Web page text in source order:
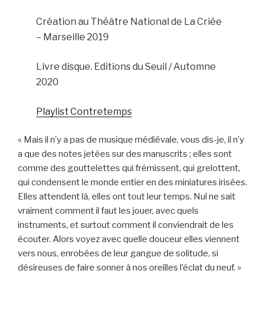
Création au Théâtre National de La Criée
– Marseille 2019
Livre disque. Editions du Seuil / Automne
2020
Playlist Contretemps
« Mais il n’y a pas de musique médiévale, vous dis-je, il n’y
a que des notes jetées sur des manuscrits ; elles sont
comme des gouttelettes qui frémissent, qui grelottent,
qui condensent le monde entier en des miniatures irisées.
Elles attendent là, elles ont tout leur temps. Nul ne sait
vraiment comment il faut les jouer, avec quels
instruments, et surtout comment il conviendrait de les
écouter. Alors voyez avec quelle douceur elles viennent
vers nous, enrobées de leur gangue de solitude, si
désireuses de faire sonner à nos oreilles l’éclat du neuf. »